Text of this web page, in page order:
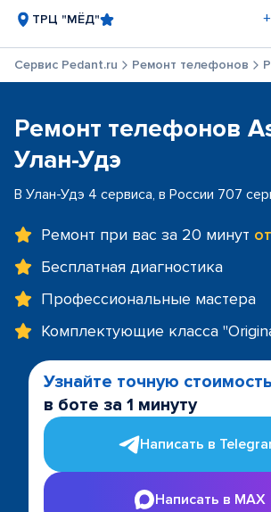
ТРЦ "МЁД"
Сервис Pedant.ru Ремонт телефонов
Ремонт телефонов
Улан-Удэ
В Улан-Удэ 4 сервиса, в России 707
Ремонт при вас за 20 минут
Бесплатная диагностика
Профессиональные мастера
Комплектующие класса
Узнайте точную стоимость
в боте за 1 минуту
Написать в
Написать в MAX